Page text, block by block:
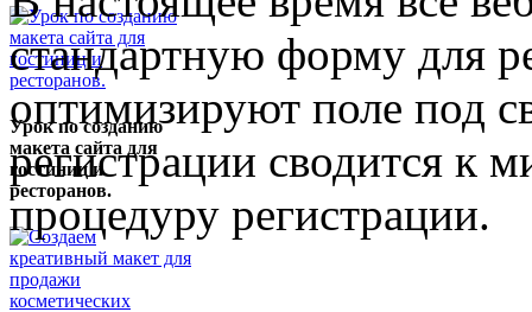
Урок по созданию
макета сайта для
гостиниц и
ресторанов.
стандартную форму для
оптимизируют поле под
регистрации сводится к
процедуру регистрации.